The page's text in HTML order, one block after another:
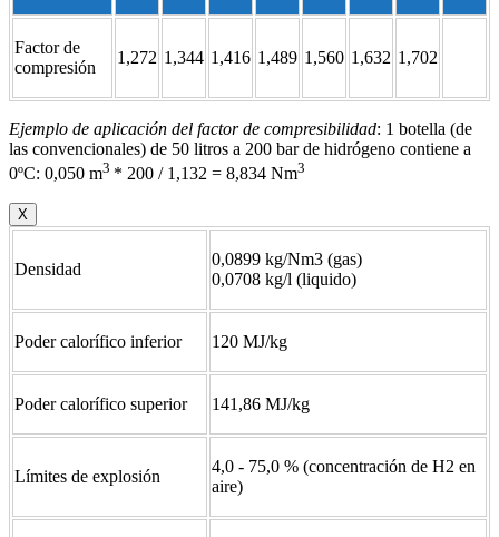
Factor de
compresión
1,272 1,344 1,416 1,489 1,560 1,632 1,702
Ejemplo de aplicación del factor de compresibilidad: 1 botella (de
las convencionales) de 50 litros a 200 bar de hidrógeno contiene a
0ºC: 0,050 m3 * 200 / 1,132 = 8,834 Nm3
X
Densidad
0,0899 kg/Nm3 (gas)
0,0708 kg/l (liquido)
Poder calorífico inferior 120 MJ/kg
Poder calorífico superior 141,86 MJ/kg
Límites de explosión
4,0 - 75,0 % (concentración de H2 en
aire)